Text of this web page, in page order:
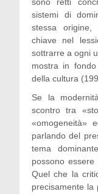
sistemi di
stessa origine,
chiave nel
sottrarre a ogni
mostra in fondo
della cultura
Se la
scontro tra
«omogeneità»
parlando del
tema
possono
Quel che la
precisamente la